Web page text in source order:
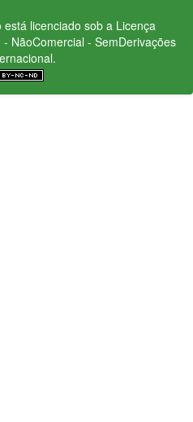
licenciado sob a Licença
NãoComercial - SemDerivações